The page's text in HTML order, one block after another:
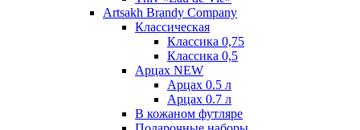
Artsakh Brandy Company
Классическая
Классика 0,75
Классика 0,5
Арцах NEW
Арцах 0.5 л
Арцах 0.7 л
В кожаном футляре